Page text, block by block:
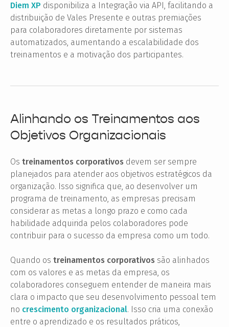
Diem XP disponibiliza a Integração via API, facilitando a
distribuição de Vales Presente e outras premiações
para colaboradores diretamente por sistemas
automatizados, aumentando a escalabilidade dos
treinamentos e a motivação dos participantes.
Alinhando os Treinamentos aos
Objetivos Organizacionais
Os treinamentos corporativos devem ser sempre
planejados para atender aos objetivos estratégicos da
organização. Isso significa que, ao desenvolver um
programa de treinamento, as empresas precisam
considerar as metas a longo prazo e como cada
habilidade adquirida pelos colaboradores pode
contribuir para o sucesso da empresa como um todo.
Quando os treinamentos corporativos são alinhados
com os valores e as metas da empresa, os
colaboradores conseguem entender de maneira mais
clara o impacto que seu desenvolvimento pessoal tem
no crescimento organizacional. Isso cria uma conexão
entre o aprendizado e os resultados práticos,